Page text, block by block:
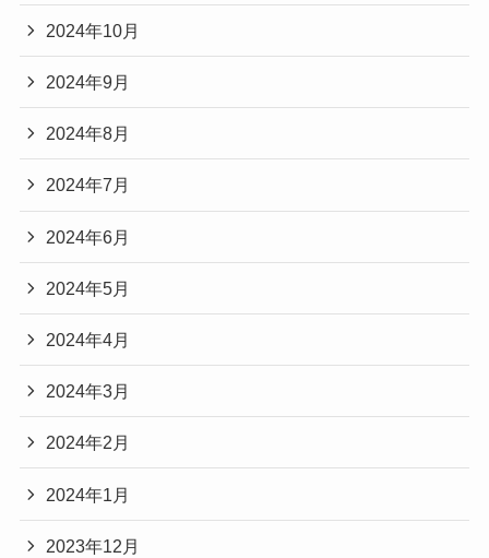
2024年10月
2024年9月
2024年8月
2024年7月
2024年6月
2024年5月
2024年4月
2024年3月
2024年2月
2024年1月
2023年12月